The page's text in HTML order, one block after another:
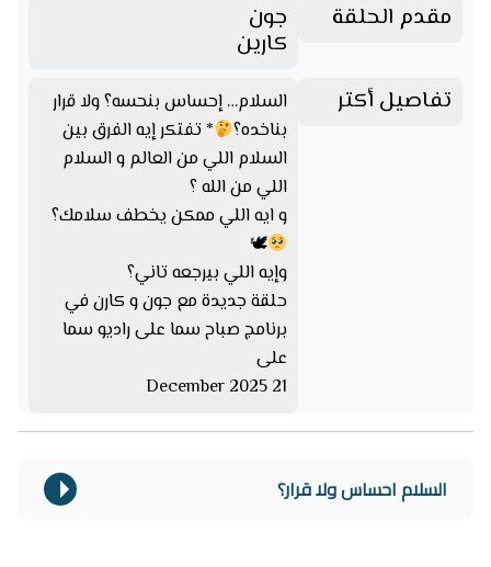
مقدم الحلقة
جون
كارين
تفاصيل أكتر
السلام… إحساس بنحسه؟ ولا قرار
بناخده؟
* تفتكر إيه الفرق بين
السلام اللي من العالم و السلام
اللي من الله ؟
و ايه اللي ممكن يخطف سلامك؟
🕊
وإيه اللي بيرجعه تاني؟
حلقة جديدة مع جون و كارن في
برنامج صباح سما على راديو سما
على
21 December 2025
السلام احساس ولا قرار؟